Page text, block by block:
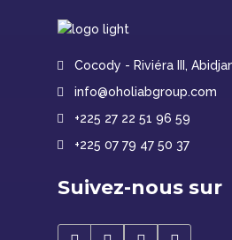
Cocody - Riviéra III,
info@oholiabgroup.com
+225 27 22 51 96 59
+225 07 79 47 50 37
Suivez-nous sur